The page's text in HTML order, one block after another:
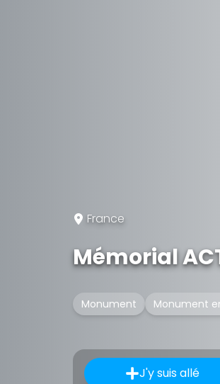
France
Mémorial
Monument Monument
J'y suis allé